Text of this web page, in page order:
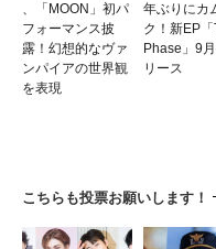
、「MOON」初パ
フォーマンス披
露！幻想的なヴァ
ンパイアの世界観
を表現
年ぶりにカ
ク！新EP
Phase」9
リース
こちらも投票お願いします！